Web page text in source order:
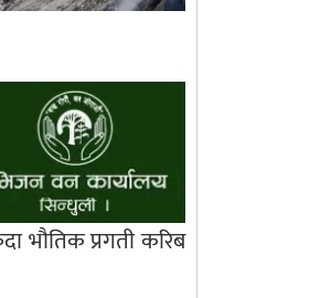
भौतिक प्रगती करिब